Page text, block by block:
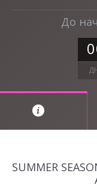
До
0
SUMMER